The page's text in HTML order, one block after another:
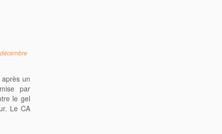
après un
par
le gel
Le CA